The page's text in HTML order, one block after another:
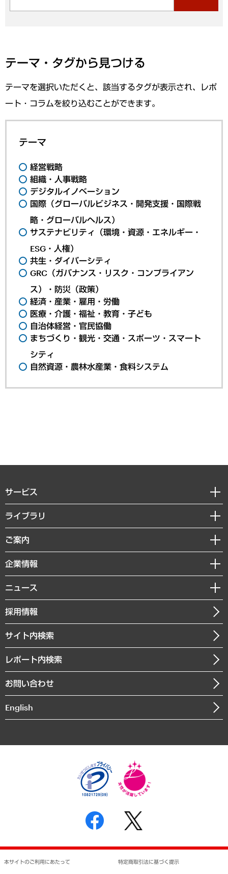
テーマ・タグから見つける
テーマを選択いただくと、該当するタグが表示され、レポ
ート・コラムを絞り込むことができます。
テーマ
経営戦略
組織・人事戦略
デジタルイノベーション
国際（グローバルビジネス・開発支援・国際戦
略・グローバルヘルス）
サステナビリティ（環境・資源・エネルギー・
ESG・人権）
共生・ダイバーシティ
GRC（ガバナンス・リスク・コンプライアン
ス）・防災（政策）
経済・産業・雇用・労働
医療・介護・福祉・教育・子ども
自治体経営・官民協働
まちづくり・観光・交通・スポーツ・スマート
シティ
自然資源・農林水産業・食料システム
サービス
経営戦略
組織・人事戦略
デジタルイノベーション
共生・ダイバーシティ
GRC（ガバナンス・リスク・コンプライアンス）・防災（政策）
経済・産業・雇用・労働
まちづくり・観光・交通・スポーツ・スマートシティ
自然資源・農林水産業・食料システム
ライブラリ
経済調査
レポート
コラム
経営用語集
受託・受注実績（官公庁関連）
メディア掲載・出演
ご案内
セミナー・イベント情報
MUFGビジネスセミナー
受託案件情報
企業情報
私たちの想い
社長メッセージ
会社概要
沿革
組織図・本部部室紹介
インドネシア現地法人
個人情報保護方針
反社会的勢力に対する基本方針
書面による個人情報の開示等の請求の手続きについて
ニュース
ニュースリリース
お知らせ
採用情報
サイト内検索
レポート内検索
お問い合わせ
English
本サイトのご利用にあたって 特定商取引法に基づく提示